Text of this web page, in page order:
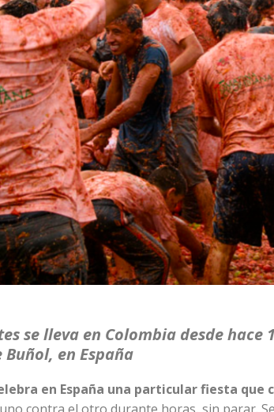
se lleva en Colombia desde
en España
en España una particular fiesta